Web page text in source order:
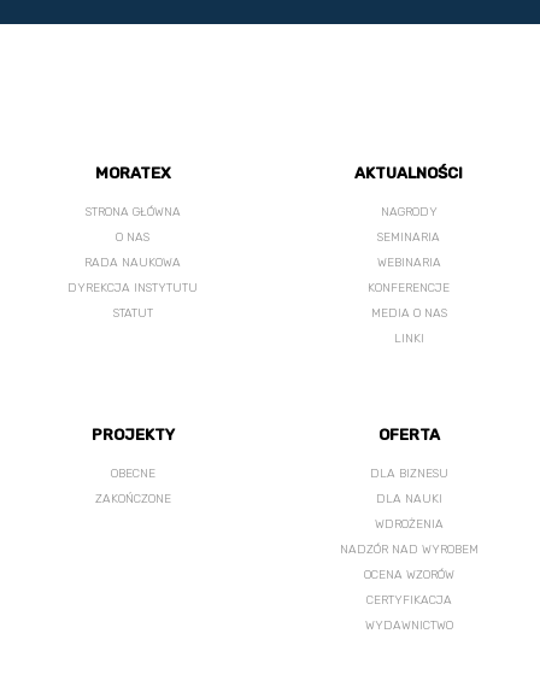
MORATEX
STRONA GŁÓWNA
O NAS
RADA NAUKOWA
DYREKCJA INSTYTUTU
STATUT
AKTUALNOŚCI
NAGRODY
SEMINARIA
WEBINARIA
KONFERENCJE
MEDIA O NAS
LINKI
PROJEKTY
OBECNE
ZAKOŃCZONE
OFERTA
DLA BIZNESU
DLA NAUKI
WDROŻENIA
NADZÓR NAD WYROBEM
OCENA WZORÓW
CERTYFIKACJA
WYDAWNICTWO